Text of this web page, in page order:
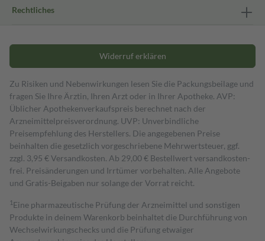
Rechtliches
Widerruf erklären
Zu Risiken und Nebenwirkungen lesen Sie die Packungsbeilage und
fragen Sie Ihre Ärztin, Ihren Arzt oder in Ihrer Apotheke. AVP:
Üblicher Apothekenverkaufspreis berechnet nach der
Arzneimittelpreisverordnung. UVP: Unverbindliche
Preisempfehlung des Herstellers. Die angegebenen Preise
beinhalten die gesetzlich vorgeschriebene Mehrwertsteuer, ggf.
zzgl. 3,95 € Versandkosten. Ab 29,00 € Bestell­wert versand­kosten­
frei. Preisänderungen und Irrtümer vorbehalten. Alle Angebote
und Gratis-Beigaben nur solange der Vorrat reicht.
1 Eine pharmazeutische Prüfung der Arzneimittel und sonstigen
Produkte in deinem Warenkorb beinhaltet die Durchführung von
Wechselwirkungschecks und die Prüfung etwaiger